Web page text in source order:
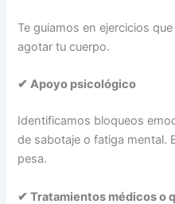
Te guiamos en ejercicios
agotar tu cuerpo.
✔ Apoyo psicológico
Identificamos bloqueos
de sabotaje o fatiga mental.
pesa.
✔ Tratamientos médicos o